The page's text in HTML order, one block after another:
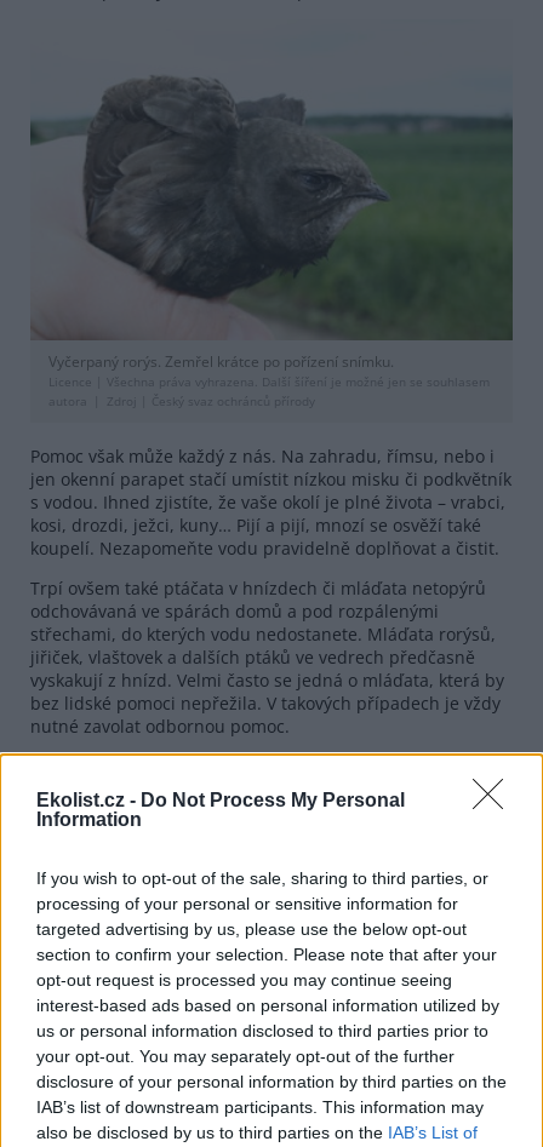
Ekolist.cz - Do Not Process My Personal
Information
If you wish to opt-out of the sale, sharing to third parties, or
processing of your personal or sensitive information for
targeted advertising by us, please use the below opt-out
section to confirm your selection. Please note that after your
opt-out request is processed you may continue seeing
interest-based ads based on personal information utilized by
us or personal information disclosed to third parties prior to
your opt-out. You may separately opt-out of the further
disclosure of your personal information by third parties on the
IAB’s list of downstream participants. This information may
also be disclosed by us to third parties on the IAB’s List of
Vyčerpaný rorýs. Zemřel krátce po pořízení snímku.
Licence |
Všechna práva vyhrazena. Další šíření je možné jen se souhlasem
autora
Zdroj | Český svaz ochránců přírody
Pomoc však může každý z nás. Na zahradu, římsu, nebo i
jen okenní parapet stačí umístit nízkou misku či podkvětník
s vodou. Ihned zjistíte, že vaše okolí je plné života – vrabci,
kosi, drozdi, ježci, kuny… Pijí a pijí, mnozí se osvěží také
koupelí. Nezapomeňte vodu pravidelně doplňovat a čistit.
Trpí ovšem také ptáčata v hnízdech či mláďata netopýrů
odchovávaná ve spárách domů a pod rozpálenými
střechami, do kterých vodu nedostanete. Mláďata rorýsů,
jiřiček, vlaštovek a dalších ptáků ve vedrech předčasně
vyskakují z hnízd. Velmi často se jedná o mláďata, která by
bez lidské pomoci nepřežila. V takových případech je vždy
nutné zavolat odbornou pomoc.
živočicha, využijte aplikaci pro chytré telefony Zvíře v nouzi
iOS/Android), kontaktujte záchrannou stanici (kontakty